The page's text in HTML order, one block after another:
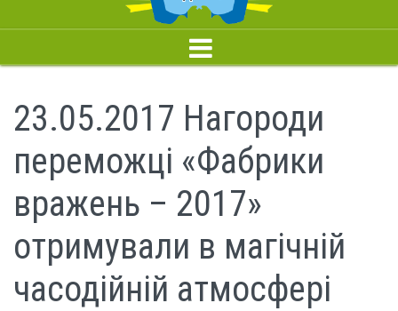
23.05.2017 Нагороди
переможці «Фабрики
вражень – 2017»
отримували в магічній
часодійній атмосфері